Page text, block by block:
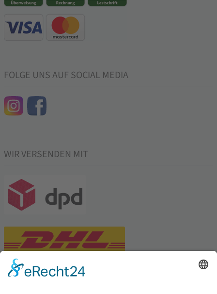
FOLGE UNS AUF SOCIAL MEDIA
WIR VERSENDEN MIT